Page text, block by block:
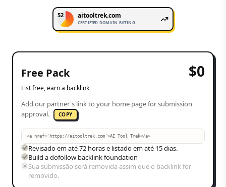
52 aitooltrek.com
CERTIFIED DOMAIN RATING
Free Pack $0
List free, earn a backlink
Add our partner's link to your home page for submission
approval.
COPY
<a href='https://aitooltrek.com'>AI Tool Trek</a>
Revisado em até 72 horas e listado em até 15 dias.
Build a dofollow backlink foundation
Sua submissão será removida assim que o backlink for
removido.